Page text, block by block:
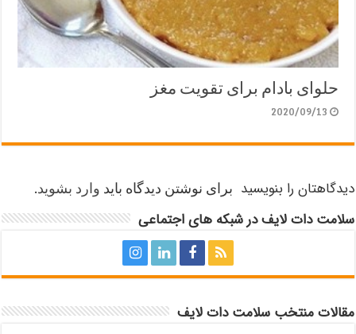
حلوای بادام برای تقویت مغز
2020/09/13
دیدگاهتان را بنویسید برای نوشتن دیدگاه باید وارد بشوید.
سلامت دات لایف در شبکه های اجتماعی
مقالات منتخب سلامت دات لایف